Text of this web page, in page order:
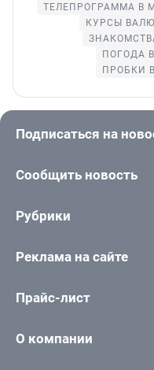
ТЕЛЕПРОГРАММА В
КУРСЫ
ПОГОДА
ПРОБКИ
Подписаться на
Сообщить новость
Рубрики
Реклама на сайте
Прайс-лист
О компании